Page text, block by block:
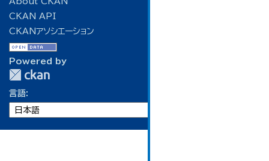
CKAN API
CKANアソシエーション
Powered by
言語